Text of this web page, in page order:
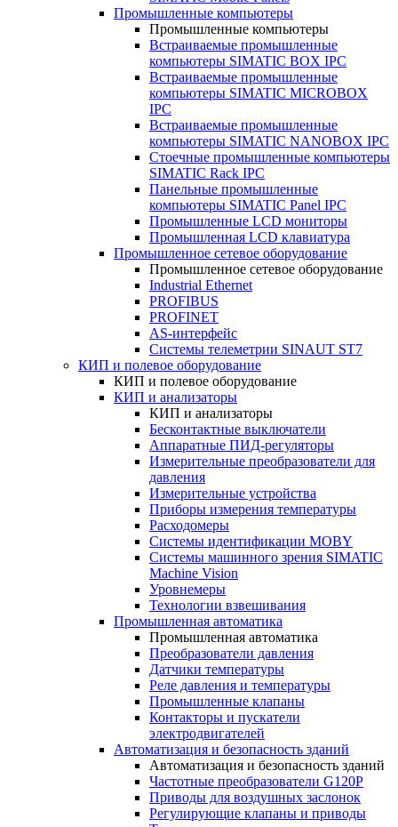
Промышленные компьютеры
Промышленные компьютеры
Встраиваемые промышленные
компьютеры SIMATIC BOX IPC
Встраиваемые промышленные
компьютеры SIMATIC MICROBOX
IPC
Встраиваемые промышленные
компьютеры SIMATIC NANOBOX IPC
Стоечные промышленные компьютеры
SIMATIC Rack IPC
Панельные промышленные
компьютеры SIMATIC Panel IPC
Промышленные LCD мониторы
Промышленная LCD клавиатура
Промышленное сетевое оборудование
Промышленное сетевое оборудование
Industrial Ethernet
PROFIBUS
PROFINET
AS-интерфейс
Системы телеметрии SINAUT ST7
КИП и полевое оборудование
КИП и полевое оборудование
КИП и анализаторы
КИП и анализаторы
Бесконтактные выключатели
Аппаратные ПИД-регуляторы
Измерительные преобразователи для
давления
Измерительные устройства
Приборы измерения температуры
Расходомеры
Системы идентификации MOBY
Системы машинного зрения SIMATIC
Machine Vision
Уровнемеры
Технологии взвешивания
Промышленная автоматика
Промышленная автоматика
Преобразователи давления
Датчики температуры
Реле давления и температуры
Промышленные клапаны
Контакторы и пускатели
электродвигателей
Автоматизация и безопасность зданий
Автоматизация и безопасность зданий
Частотные преобразователи G120P
Приводы для воздушных заслонок
Регулирующие клапаны и приводы